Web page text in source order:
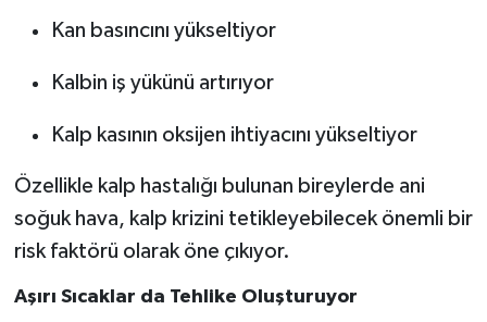
Kan basıncını yükseltiyor
Kalbin iş yükünü artırıyor
Kalp kasının oksijen ihtiyacını yükseltiyor
Özellikle kalp hastalığı bulunan bireylerde ani
soğuk hava, kalp krizini tetikleyebilecek önemli bir
risk faktörü olarak öne çıkıyor.
Aşırı Sıcaklar da Tehlike Oluşturuyor